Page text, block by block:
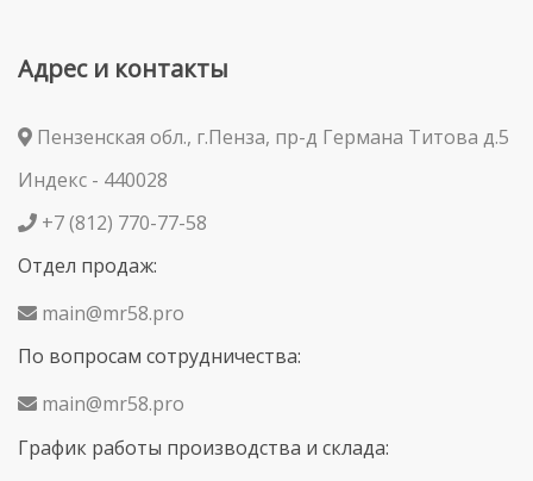
Адрес и контакты
Пензенская обл., г.Пенза, пр-д Германа Титова д.5
Индекс - 440028
+7 (812) 770-77-58
Отдел продаж:
main@mr58.pro
По вопросам сотрудничества:
main@mr58.pro
График работы производства и склада: